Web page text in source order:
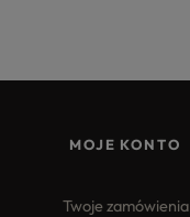
MOJE KONTO
Twoje zamówienia